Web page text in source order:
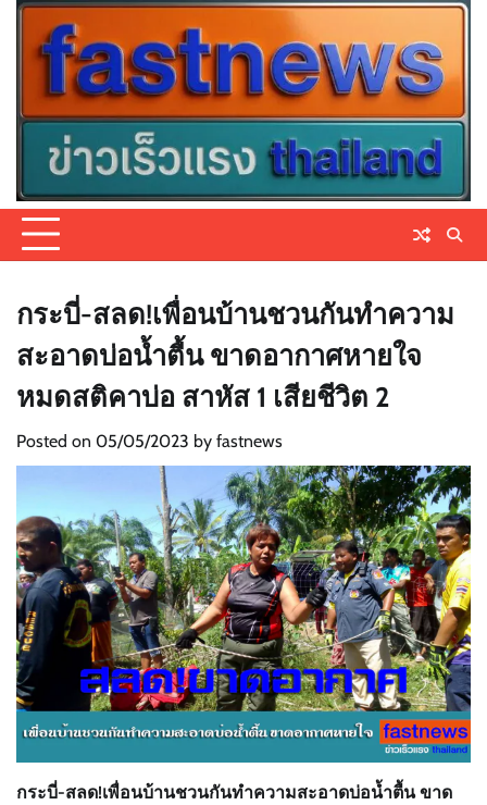
Skip
content
กระบี่-สลด!เพื่อนบ้านชวนกันทำความ
สะอาดบ่อน้ำตื้น ขาดอากาศหายใจ
หมดสติคาบ่อ สาหัส 1 เสียชีวิต 2
Posted on 05/05/2023 by fastnews
กระบี่-สลด!เพื่อนบ้านชวนกันทำความสะอาดบ่อน้ำตื้น ขาด